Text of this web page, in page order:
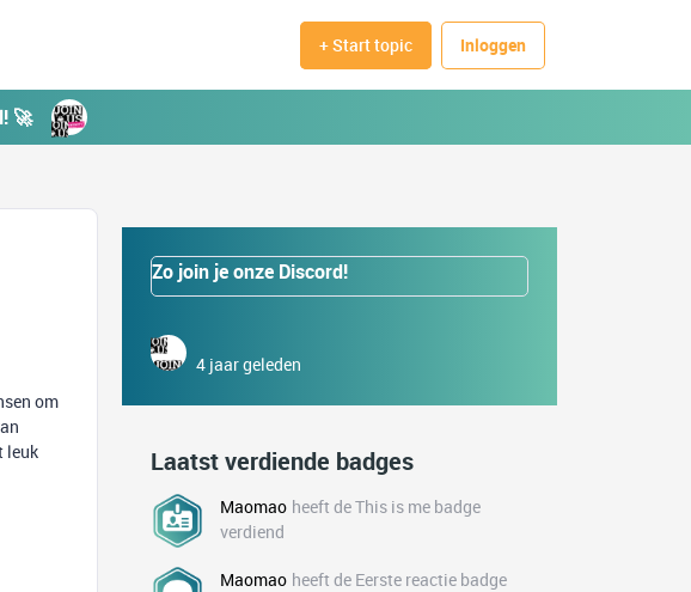
+ Start topic Inloggen
🚀
om
leuk
Zo join je onze Discord!
4 jaar geleden
Laatst verdiende badges
Maomao heeft de This is me badge
verdiend
Maomao heeft de Eerste reactie badge